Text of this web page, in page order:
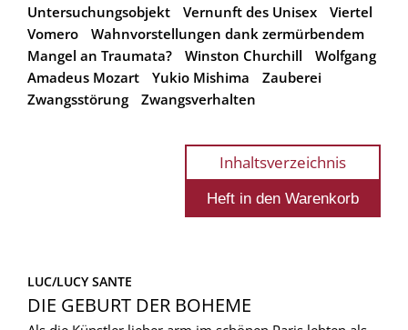
Untersuchungsobjekt
Vernunft des Unisex
Viertel
Vomero
Wahnvorstellungen dank zermürbendem
Mangel an Traumata?
Winston Churchill
Wolfgang
Amadeus Mozart
Yukio Mishima
Zauberei
Zwangsstörung
Zwangsverhalten
Inhaltsverzeichnis
LUC/LUCY SANTE
DIE GEBURT DER BOHEME